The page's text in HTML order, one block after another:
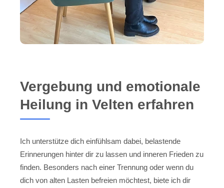
Vergebung und emotionale
Heilung in Velten erfahren
Ich unterstütze dich einfühlsam dabei, belastende
Erinnerungen hinter dir zu lassen und inneren Frieden zu
finden. Besonders nach einer Trennung oder wenn du
dich von alten Lasten befreien möchtest, biete ich dir